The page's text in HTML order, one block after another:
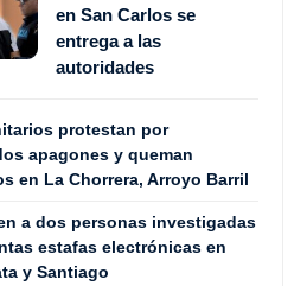
en San Carlos se
entrega a las
autoridades
protestan por
apagones y queman
en La Chorrera, Arroyo Barril
a dos personas investigadas
estafas electrónicas en
y Santiago